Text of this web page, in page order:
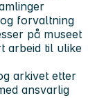
forvaltning
på museet
arbeid til ulike
arkivet etter
ansvarlig